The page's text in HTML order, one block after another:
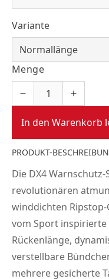
Variante
Menge
In den Warenkorb
PRODUKT-
Die DX4
revolutionären
winddichten
vom Sport
Rückenlänge,
verstellbare
mehrere gesicherte